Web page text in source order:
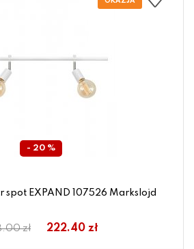
- 20 %
spot EXPAND 107526 Markslojd
zł 222.40 zł